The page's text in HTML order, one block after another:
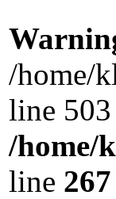
/home/
line
/home/
line 267